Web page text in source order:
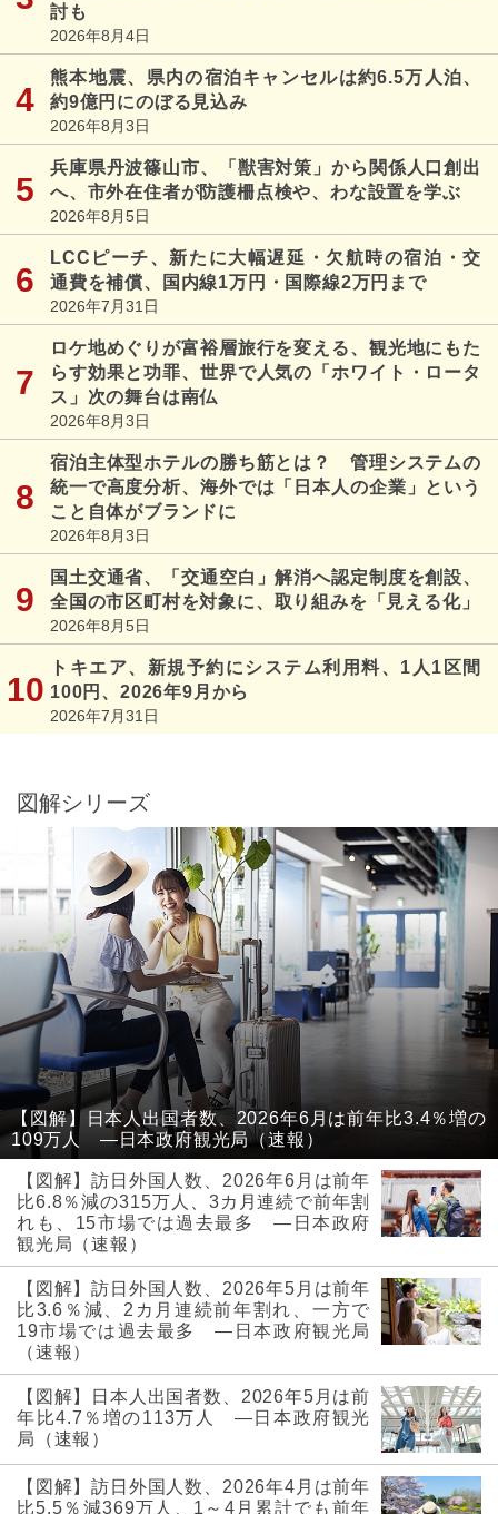
討も
2026年8月4日
熊本地震、県内の宿泊キャンセルは約6.5万人泊、
約9億円にのぼる見込み
2026年8月3日
兵庫県丹波篠山市、「獣害対策」から関係人口創出
へ、市外在住者が防護柵点検や、わな設置を学ぶ
2026年8月5日
LCCピーチ、新たに大幅遅延・欠航時の宿泊・交
通費を補償、国内線1万円・国際線2万円まで
2026年7月31日
ロケ地めぐりが富裕層旅行を変える、観光地にもた
らす効果と功罪、世界で人気の「ホワイト・ロータ
ス」次の舞台は南仏
2026年8月3日
宿泊主体型ホテルの勝ち筋とは？ 管理システムの
統一で高度分析、海外では「日本人の企業」という
こと自体がブランドに
2026年8月3日
国土交通省、「交通空白」解消へ認定制度を創設、
全国の市区町村を対象に、取り組みを「見える化」
2026年8月5日
トキエア、新規予約にシステム利用料、1人1区間
100円、2026年9月から
2026年7月31日
図解シリーズ
【図解】日本人出国者数、2026年6月は前年比3.4％増の
109万人 ―日本政府観光局（速報）
【図解】訪日外国人数、2026年6月は前年
比6.8％減の315万人、3カ月連続で前年割
れも、15市場では過去最多 ―日本政府
観光局（速報）
【図解】訪日外国人数、2026年5月は前年
比3.6％減、2カ月連続前年割れ、一方で
19市場では過去最多 ―日本政府観光局
（速報）
【図解】日本人出国者数、2026年5月は前
年比4.7％増の113万人 ―日本政府観光
局（速報）
【図解】訪日外国人数、2026年4月は前年
比5.5％減369万人、1～4月累計でも前年